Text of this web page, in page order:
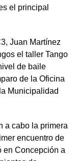
el principal
Juan Martínez
el taller Tango
de baile
de la Oficina
Municipalidad
a cabo la primera
encuentro de
en Concepción a